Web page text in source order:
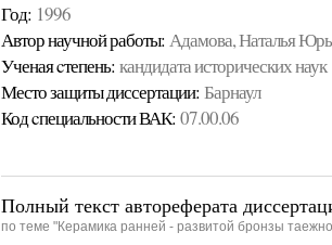
Год: 1996
Автор научной работы: Адамова, Наталья
Ученая cтепень: кандидата исторических наук
Место защиты диссертации: Барнаул
Код cпециальности ВАК: 07.00.06
Полный текст автореферата
по теме "Керамика ранней - развитой бронзы